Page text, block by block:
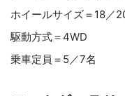
ホイールサイズ＝18／
駆動方式＝4WD
乗車定員＝5／7名